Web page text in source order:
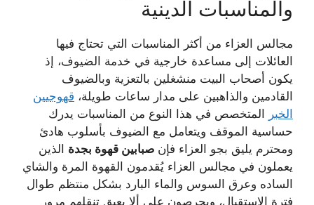
والمناسبات الدينية
مجالس العزاء من أكثر المناسبات التي تحتاج فيها
العائلات إلى مساعدة خارجية في خدمة الضيوف، إذ
يكون أصحاب البيت منشغلين بالتعزية وبالضيوف
القادمين والذاهبين على مدار ساعات طويلة، قهوجيين
الخبر
المتخصص في هذا النوع من المناسبات يدرك
حساسية الموقف ويتعامل مع الضيوف بأسلوب هادئ
ومحترم يليق بجو العزاء فإن صبابين قهوة بجدة الذين
يعملون في مجالس العزاء يُقدمون القهوة المرة والشاي
الساده وعرق السوس والماء البارد بشكل منتظم طوال
فترة الاستقبال، ويحرصون على ألا يعيق تنقلهم مرور